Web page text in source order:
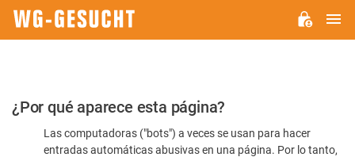
Por
favor,
confirme
¿Por qué aparece esta página?
Las computadoras ("bots") a veces se usan para hacer
entradas automáticas abusivas en una página. Por lo tanto,